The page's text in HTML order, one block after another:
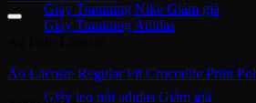
Giày Tranining Nike
Giày Tranining Adidas
Giày leo núi adidas
Áo Lacoste Regular Fit Crocodile Print